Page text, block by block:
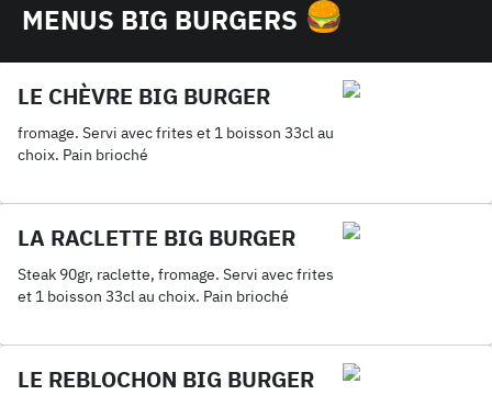
MENUS BIG BURGERS
LE CHÈVRE BIG BURGER
fromage. Servi avec frites et 1 boisson 33cl au
choix. Pain brioché
LA RACLETTE BIG BURGER
Steak 90gr, raclette, fromage. Servi avec frites
et 1 boisson 33cl au choix. Pain brioché
LE REBLOCHON BIG BURGER